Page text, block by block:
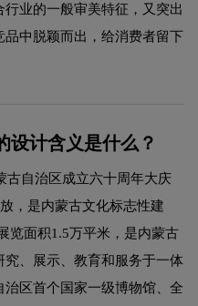
业的一般审美特征，又突出
中脱颖而出，给消费者留下
设计含义是什么？
古自治区成立六十周年大庆
，是内蒙古文化标志性建
览面积1.5万平米，是内蒙古
、展示、教育和服务于一体
区首个国家一级博物馆、全